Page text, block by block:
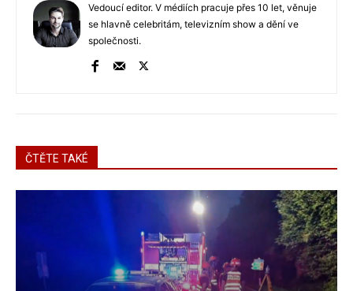
Vedoucí editor. V médiích pracuje přes 10 let, věnuje
se hlavně celebritám, televizním show a dění ve
společnosti.
ČTĚTE TAKÉ